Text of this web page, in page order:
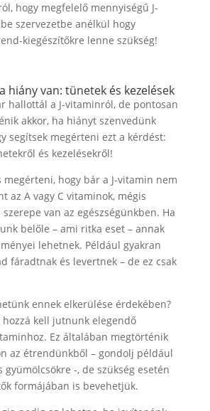
hogy megfelelő mennyiségű J-
szervezetbe anélkül hogy
kiegészítőkre lenne szükség!
hiány van: tünetek és kezelések
hallottál a J-vitaminról, de pontosan
akkor, ha hiányt szenvedünk
segítsek megérteni ezt a kérdést:
és kezelésekről!
megérteni, hogy bár a J-vitamin nem
az A vagy C vitaminok, mégis
van az egészségünkben. Ha
belőle – ami ritka eset – annak
lehetnek. Például gyakran
fáradtnak és levertnek – de ez csak
ennek elkerülése érdekében?
hozzá kell jutnunk elegendő
Ez általában megtörténik
az étrendünkből – gondolj például
gyümölcsökre -, de szükség esetén
formájában is bevehetjük.